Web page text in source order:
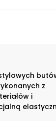
z
i